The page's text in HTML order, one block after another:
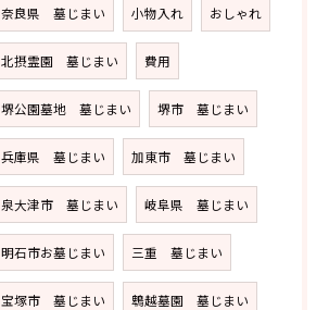
奈良県 墓じまい 小物入れ おしゃれ
北摂霊園 墓じまい 費用
堺公園墓地 墓じまい 堺市 墓じまい
兵庫県 墓じまい 加東市 墓じまい
泉大津市 墓じまい 岐阜県 墓じまい
明石市お墓じまい 三重 墓じまい
宝塚市 墓じまい 鵯越墓園 墓じまい